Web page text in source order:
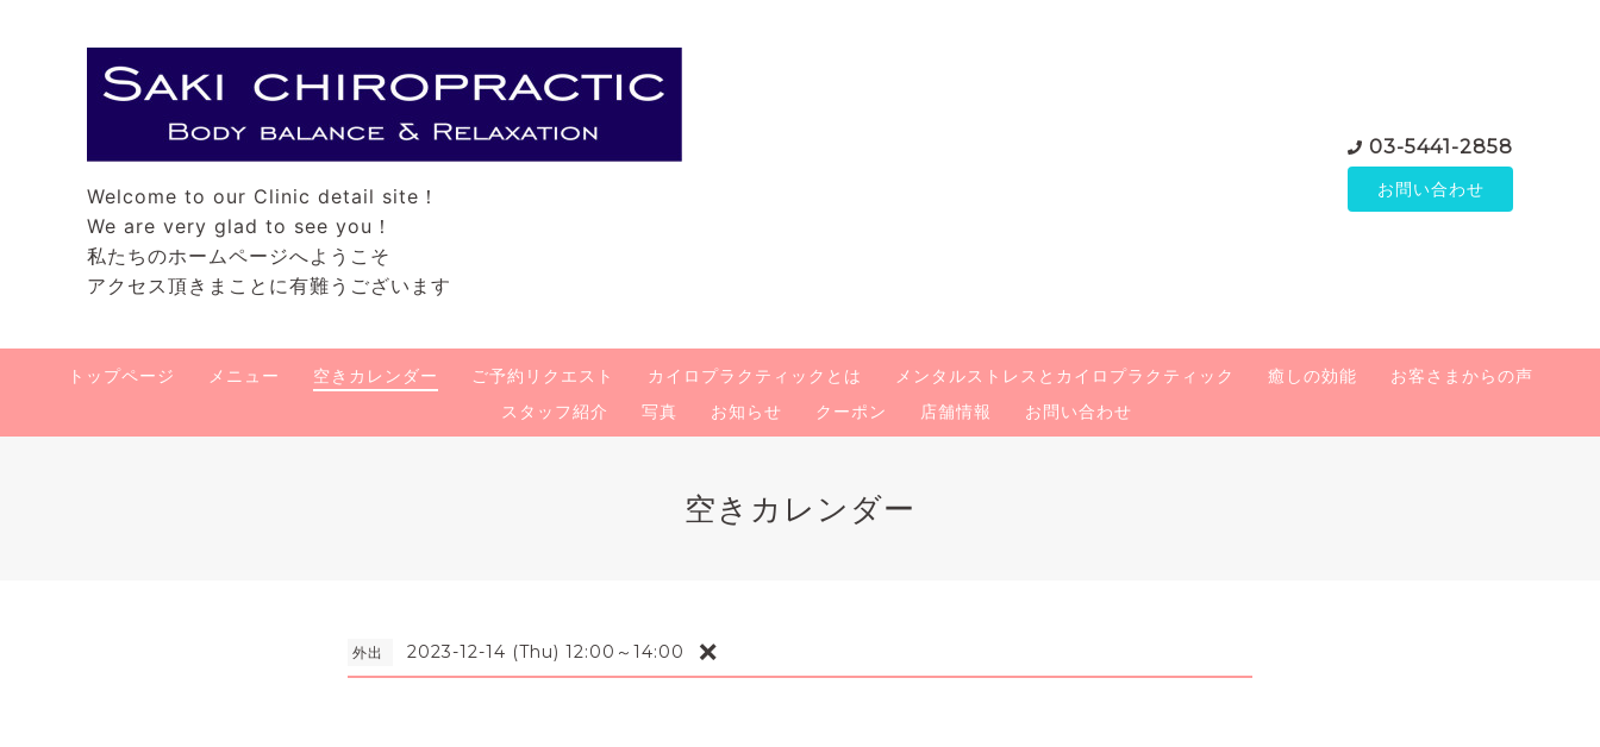
Welcome to our Clinic detail site！
We are very glad to see you！
私たちのホームページへようこそ
アクセス頂きまことに有難うございます
03-5441-2858
お問い合わせ
トップページ メニュー 空きカレンダー ご予約リクエスト カイロプラクティックとは メンタルストレスとカイロプラクティック 癒しの効能
お客さまからの声
スタッフ紹介
写真 お知らせ クーポン 店舗情報 お問い合わせ
空きカレンダー
外出 2023-12-14 (Thu) 12:00～14:00 ❌